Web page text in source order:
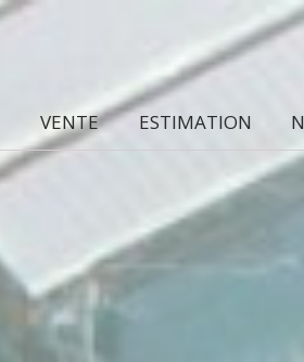
VENTE ESTIMATION